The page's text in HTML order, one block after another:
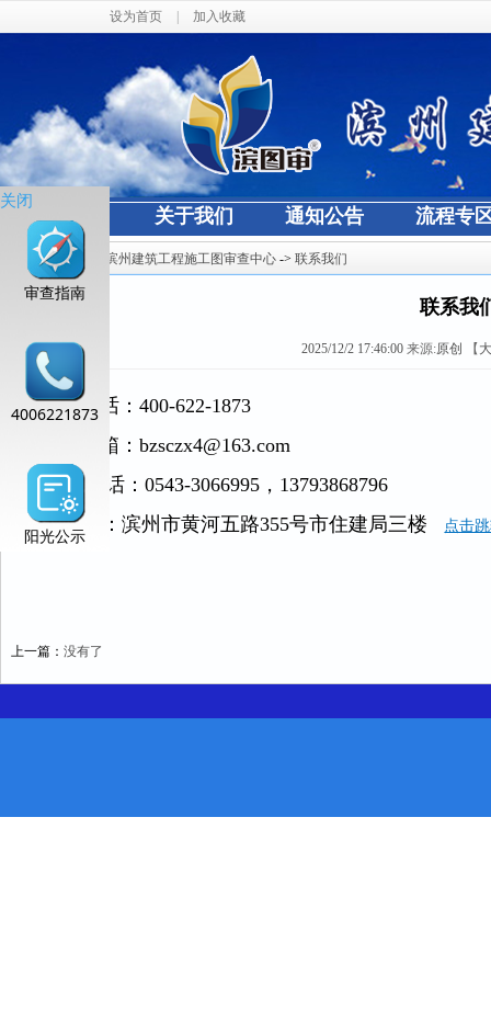
设为首页 加入收藏
网站首页 关于我们 通知公告 流程专
当前位置： 滨州建筑工程施工图审查中心 ->联系我们
联系我
2025/12/2 17:46:00 来源:原创 【
咨询电话：400-622-1873
投诉邮箱：bzsczx4@163.com
投诉电话：0543-3066995，13793868796
地 址：滨州市黄河五路355号市住建局三楼
点击
上一篇： 没有了
关闭
审查指南
4006221873
阳光公示